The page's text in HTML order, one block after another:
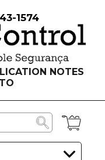
1574
NOTES